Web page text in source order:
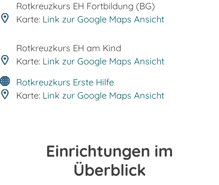
Rotkreuzkurs EH Fortbildung (BG)
Karte: Link zur Google Maps Ansicht
Rotkreuzkurs EH am Kind
Karte: Link zur Google Maps Ansicht
Rotkreuzkurs Erste Hilfe
Karte: Link zur Google Maps Ansicht
Einrichtungen im
Überblick